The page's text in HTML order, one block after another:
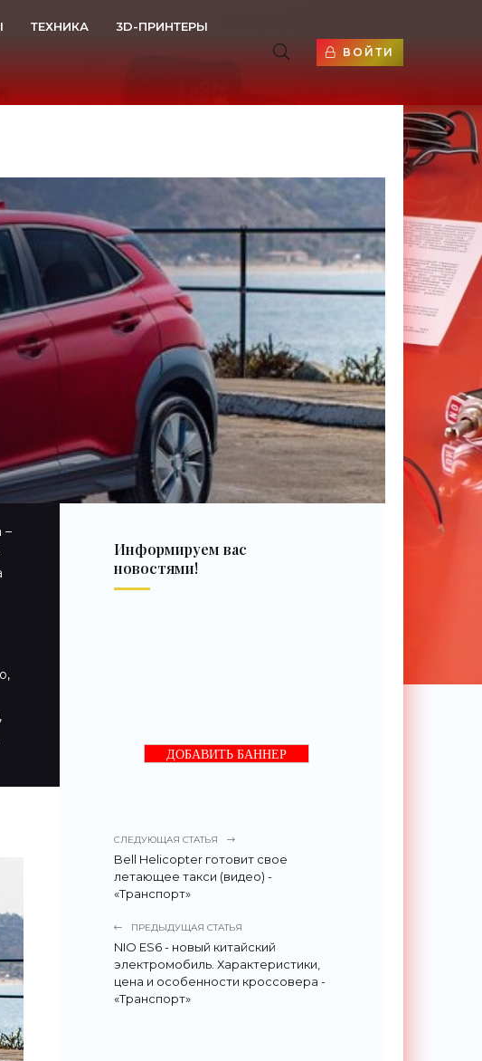
ТЕХНИКА 3D-ПРИНТЕРЫ
ВОЙТИ
–
Информируем вас
новостями!
ДОБАВИТЬ БАННЕР
СЛЕДУЮЩАЯ СТАТЬЯ
Bell Helicopter готовит свое
летающее такси (видео) -
«Транспорт»
ПРЕДЫДУЩАЯ СТАТЬЯ
NIO ES6 - новый китайский
электромобиль. Характеристики,
цена и особенности кроссовера -
«Транспорт»